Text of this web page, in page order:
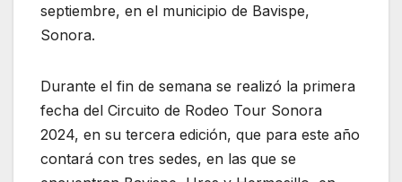
septiembre, en el municipio de Bavispe,
Sonora.
Durante el fin de semana se realizó la primera
fecha del Circuito de Rodeo Tour Sonora
2024, en su tercera edición, que para este año
contará con tres sedes, en las que se